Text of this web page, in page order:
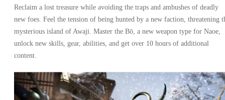
Reclaim a lost treasure while avoiding the traps and ambushes of deadly
new foes. Feel the tension of being hunted by a new faction, threatening
mysterious island of Awaji. Master the Bō, a new weapon type for Naoe,
unlock new skills, gear, abilities, and get over 10 hours of additional
content.